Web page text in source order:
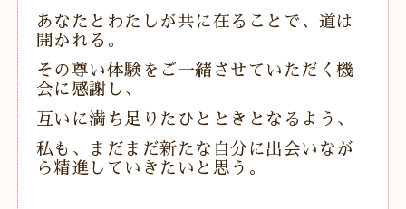
あなたとわたしが共に在ることで、道は
開かれる。
その尊い体験をご一緒させていただく機
会に感謝し、
互いに満ち足りたひとときとなるよう、
私も、まだまだ新たな自分に出会いなが
ら精進していきたいと思う。